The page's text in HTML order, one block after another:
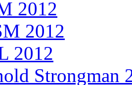
2012
2012
2012
Strongman